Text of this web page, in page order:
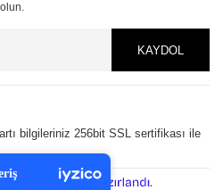
Alışveriş
KAYDOL
bilgileriniz 256bit SSL sertifikası ile
e-